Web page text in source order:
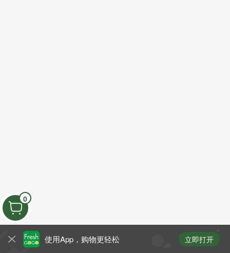
0
使用App，购物更轻松 立即打开